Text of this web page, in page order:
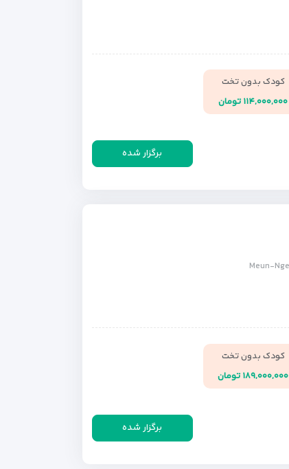
کودک بدون تخت
۱۱۴,۰۰۰,۰۰۰ تومان
برگزار شده
کودک بدون تخت
۱۸۹,۰۰۰,۰۰۰ تومان
برگزار شده